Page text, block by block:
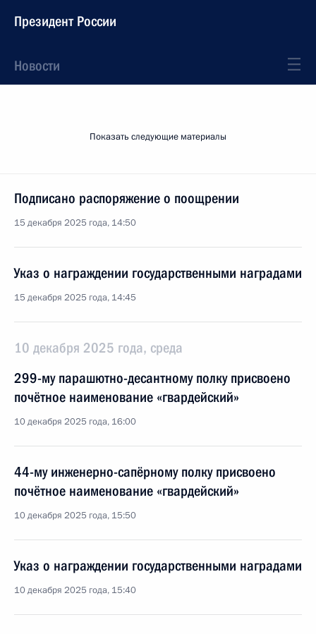
Президент России
Новости
Показать следующие материалы
Подписано распоряжение о поощрении
15 декабря 2025 года, 14:50
Указ о награждении государственными наградами
15 декабря 2025 года, 14:45
10 декабря 2025 года, среда
299-му парашютно-десантному полку присвоено
почётное наименование «гвардейский»
10 декабря 2025 года, 16:00
44-му инженерно-сапёрному полку присвоено
почётное наименование «гвардейский»
10 декабря 2025 года, 15:50
Указ о награждении государственными наградами
10 декабря 2025 года, 15:40